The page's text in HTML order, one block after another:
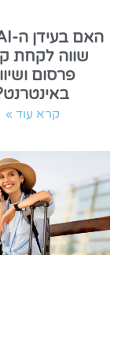
שווה לקחת
פרסום
קרא עוד »